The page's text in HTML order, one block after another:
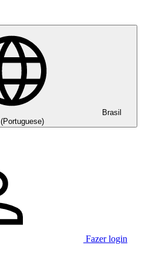
Brasil
(Portuguese)
Fazer login